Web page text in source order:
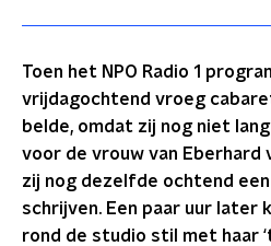
Toen het NPO Radio 1
vrijdagochtend vroeg
belde, omdat zij nog niet
voor de vrouw van Eberhard
zij nog dezelfde ochtend
schrijven. Een paar uur later
rond de studio stil met haar